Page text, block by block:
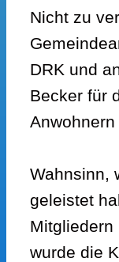
Nicht zu
DRK und
Becker für
Wahnsinn,
geleistet
Mitgliedern
wurde die